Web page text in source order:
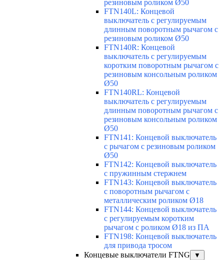
резиновым роликом Ø50
FTN140L: Концевой
выключатель с регулируемым
длинным поворотным рычагом с
резиновым роликом Ø50
FTN140R: Концевой
выключатель с регулируемым
коротким поворотным рычагом с
резиновым консольным роликом
Ø50
FTN140RL: Концевой
выключатель с регулируемым
длинным поворотным рычагом с
резиновым консольным роликом
Ø50
FTN141: Концевой выключатель
с рычагом с резиновым роликом
Ø50
FTN142: Концевой выключатель
с пружинным стержнем
FTN143: Концевой выключатель
с поворотным рычагом с
металлическим роликом Ø18
FTN144: Концевой выключатель
с регулируемым коротким
рычагом с роликом Ø18 из ПА
FTN198: Концевой выключатель
для привода тросом
Концевые выключатели FTNG
▼